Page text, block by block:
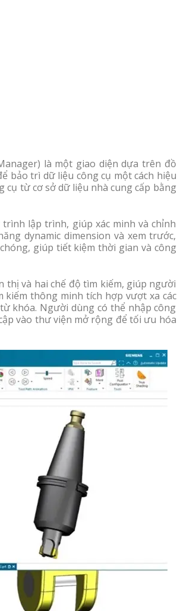
là một giao diện dựa trên đồ
bảo trì dữ liệu công cụ một cách hiệu
cụ từ cơ sở dữ liệu nhà cung cấp bằng
lập trình, giúp xác minh và chỉnh
dynamic dimension và xem trước,
giúp tiết kiệm thời gian và công
thị và hai chế độ tìm kiếm, giúp người
kiếm thông minh tích hợp vượt xa các
khóa. Người dùng có thể nhập công
vào thư viện mở rộng để tối ưu hóa